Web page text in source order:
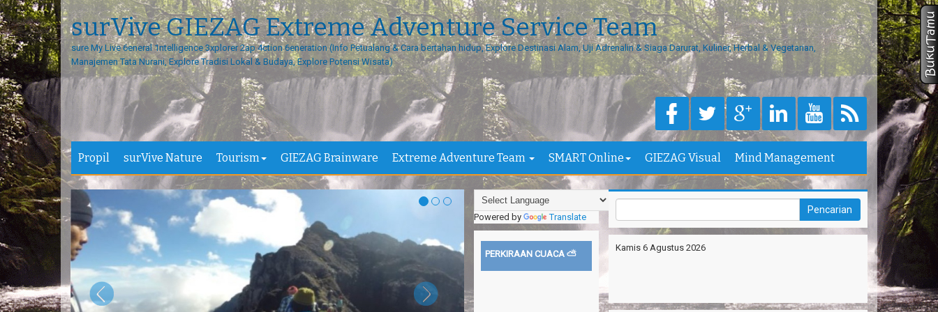
surVive GIEZAG Extreme Adventure Service Team
sure My Live 6eneral 1ntelligence 3xplorer 2ap 4ction 6eneration (Info Petualang & Cara bertahan hidup, Explore Destinasi Alam, Uji Adrenalin & Siaga Darurat, Kuliner, Herbal & Vegetarian,
Manajemen Tata Nurani, Explore Tradisi Lokal & Budaya, Explore Potensi Wisata)
Propil surVive Nature Tourism GIEZAG Brainware Extreme Adventure Team SMART Online GIEZAG Visual Mind Management
Powered by Translate
PERKIRAAN CUACA ⛅
Kamis 6 Agustus 2026
Masukan kode konfirmasi yang telah